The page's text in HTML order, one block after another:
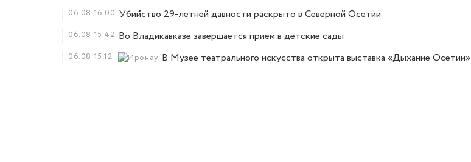
06.08 16:00 Убийство 29-летней давности раскрыто в Северной Осетии
06.08 15:42 Во Владикавказе завершается прием в детские сады
06.08 15:12 В Музее театрального искусства открыта выставка «Дыхание Осетии»